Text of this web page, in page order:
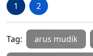
1 2
Tag: arus mudik